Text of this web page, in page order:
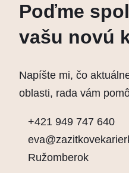
Poďme
vašu novú
Napíšte mi, čo
oblasti, rada vám
+421 949 747 640
Ružomberok